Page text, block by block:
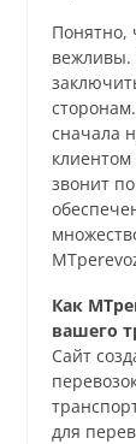
Понятно,
вежливы.
сначала
звонит
Как
вашего
Сайт
для